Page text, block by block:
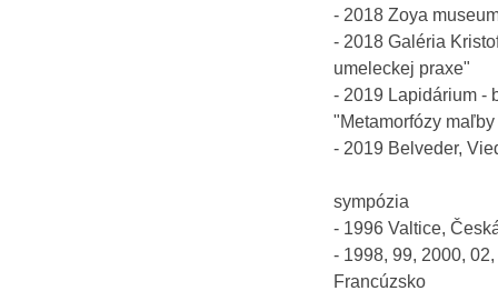
- 2018 Zoya
- 2018 Galéria
umeleckej praxe"
- 2019 Lapidárium -
"Metamorfózy maľby
- 2019 Belveder,
sympózia
- 1996 Valtice,
- 1998, 99, 2000,
Francúzsko